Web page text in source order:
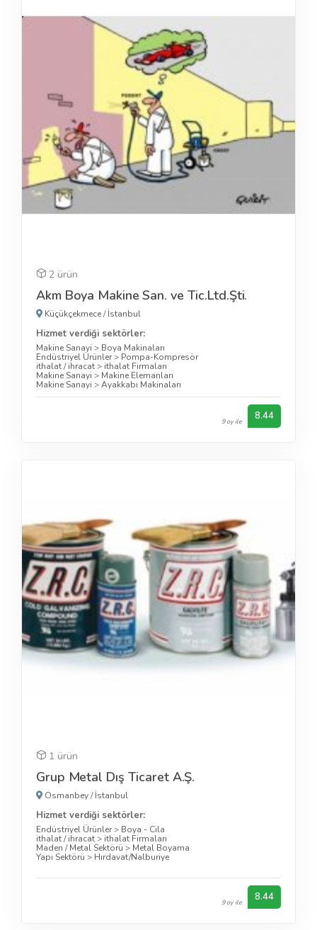
2 ürün
Akm Boya Makine San. ve Tic.Ltd.Şti.
Küçükçekmece/İstanbul
Hizmet verdiği sektörler:
Makine Sanayi > Boya Makinaları
Endüstriyel Ürünler> Pompa-Kompresör
ithalat / ihracat> ithalat Firmaları
Makine Sanayi > Makine Elemanları
Makine Sanayi >Ayakkabı Makinaları
9 oy ile 8.44
1 ürün
Grup Metal Dış Ticaret A.Ş.
Osmanbey/İstanbul
Hizmet verdiği sektörler:
Endüstriyel Ürünler> Boya - Cila
ithalat / ihracat> ithalat Firmaları
Maden / Metal Sektörü > Metal Boyama
Yapı Sektörü > Hırdavat/Nalburiye
9 oy ile 8.44